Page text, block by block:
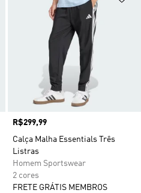
Preço
R$299,99
Calça Malha Essentials Três
Listras
Homem Sportswear
2 cores
FRETE GRÁTIS MEMBROS